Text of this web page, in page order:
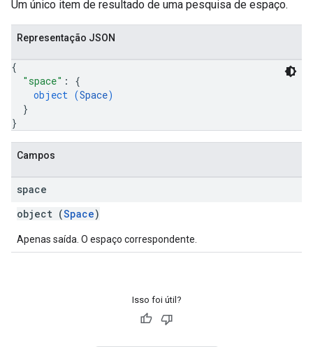
Um único item de resultado de uma pesquisa de espaço.
Representação JSON
{
"space" : {
object (Space)
}
}
Campos
space
object (Space)
Apenas saída. O espaço correspondente.
Isso foi útil?